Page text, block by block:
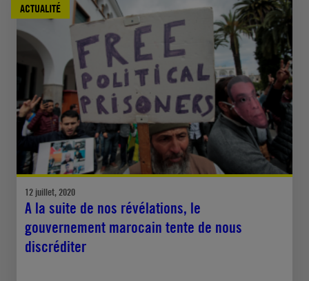
ACTUALITÉ
12 juillet, 2020
A la suite de nos révélations, le
gouvernement marocain tente de nous
discréditer